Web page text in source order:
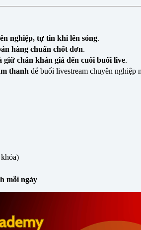
nghiệp, tự tin khi lên sóng.
hàng chuẩn chốt đơn.
chân khán giả đến cuối buổi live.
thanh để buổi livestream chuyên nghiệp
mỗi ngày